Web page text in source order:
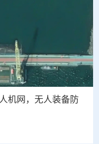
机网，无人装备防